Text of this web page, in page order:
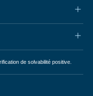
de solvabilité positive.